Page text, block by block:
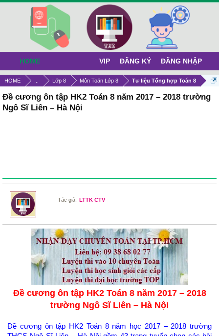
HOME Lớp 8 Môn Toán Lớp 8 Tư liệu Tổng hợp Toán 8
Đề cương ôn tập HK2 Toán 8 năm 2017 – 2018 trường
Ngô Sĩ Liên – Hà Nội
Tác giả: LTTK CTV
Đề cương ôn tập HK2 Toán 8 năm 2017 – 2018
trường Ngô Sĩ Liên – Hà Nội
Đề cương ôn tập HK2 Toán 8 năm học 2017 – 2018 trường
HOME VIP ĐĂNG KÝ ĐĂNG NHẬP